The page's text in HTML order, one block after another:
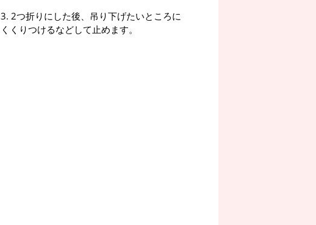
3. 2つ折りにした後、吊り下げたいところに
くくりつけるなどして止めます。